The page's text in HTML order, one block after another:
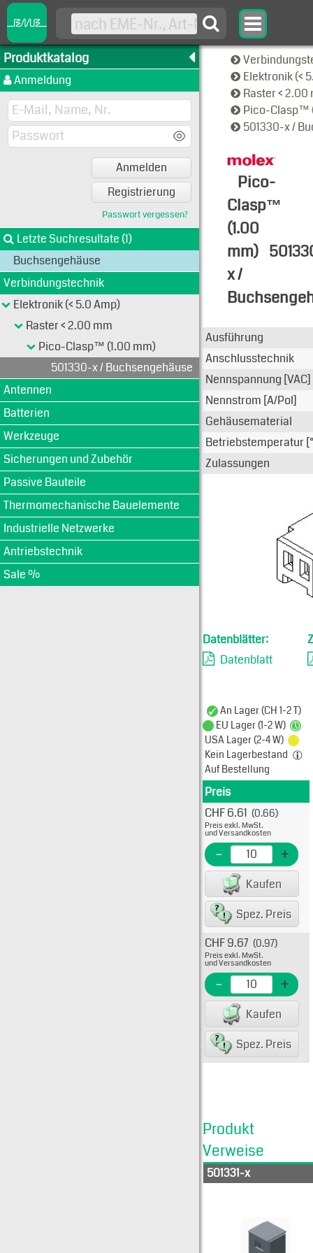
Produktkatalog
Anmeldung
Anmelden
Registrierung
Passwort vergessen?
Letzte Suchresultate (1)
Buchsengehäuse
Verbindungstechnik
Elektronik (< 5.0 Amp)
Raster < 2.00 mm
Pico-Clasp™ (1.00 mm)
501330-x / Buchsengehäuse
Antennen
Batterien
Werkzeuge
Sicherungen und Zubehör
Passive Bauteile
Thermomechanische Bauelemente
Industrielle Netzwerke
Antriebstechnik
Sale %
Elektronik (<
Raster <
Pico-Clasp™
501330-x /
Pico-
Clasp™
(1.00
mm)
x /
Typen-
Ausführung
Anschlusstechnik
Nennspannung [VAC]
Nennstrom [A/Pol]
Gehäusematerial
Betriebstemperatur
Zulassungen
Datenblätter:
Datenblatt
An Lager (CH 1-2 T)
EU Lager (1-2 W)
USA Lager (2-4 W)
Kein Lagerbestand
Auf Bestellung
Produkt
Preis
EME
CHF 6.61 (0.66)
Preis exkl. MwSt.
und Versandkosten
- +
Kaufen
Spez. Preis
EME
CHF 9.67 (0.97)
Preis exkl. MwSt.
und Versandkosten
- +
Kaufen
Spez. Preis
Produkt
Verweise
501331-x